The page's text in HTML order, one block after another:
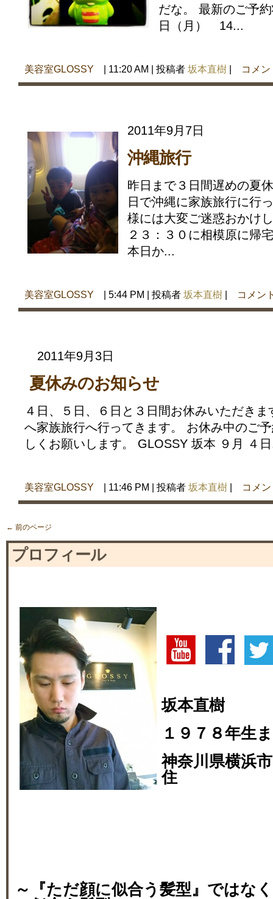
だな。 最新のご予
日（月） 14...
美容室GLOSSY | 11:20 AM | 投稿者 坂本直樹 | コメ
2011年9月7日
沖縄旅行
昨日まで３日間遅めの夏
日で沖縄に家族旅行に行
様には大変ご迷惑おかけ
２３：３０に相模原に帰
本日か...
美容室GLOSSY | 5:44 PM | 投稿者 坂本直樹 | コメン
2011年9月3日
夏休みのお知らせ
４日、５日、６日と３日間お休みいただき
へ家族旅行へ行ってきます。 お休み中のご
しくお願いします。 GLOSSY 坂本 ９月 ４
美容室GLOSSY | 11:46 PM | 投稿者 坂本直樹 | コメ
← 前のページ
プロフィール
坂本直樹
１９７８年生
神奈川県横浜
住
～『ただ顔に似合う髪型』ではな